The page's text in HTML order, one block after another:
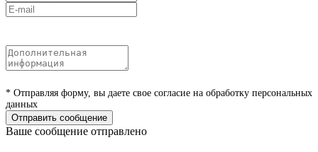
* Отправляя форму, вы даете свое согласие на обработку персональных
данных
Отправить сообщение
Ваше сообщение отправлено